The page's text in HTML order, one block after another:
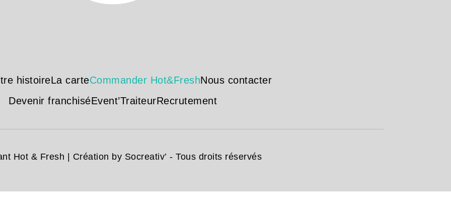
histoireLa carteCommander Hot&FreshNous contacter
Devenir franchiséEvent’TraiteurRecrutement
Hot & Fresh | Création by Socreativ’ - Tous droits réservés